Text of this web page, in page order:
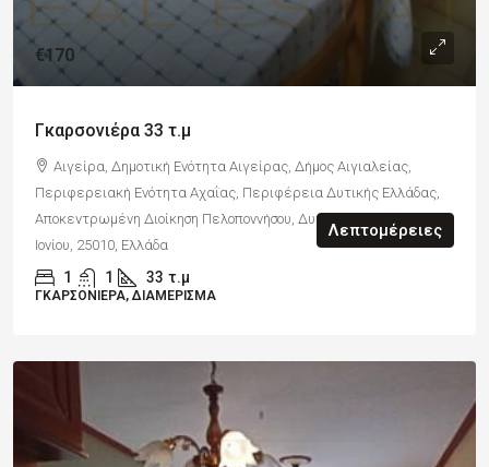
€170
Γκαρσονιέρα 33 τ.μ
Αιγείρα, Δημοτική Ενότητα Αιγείρας, Δήμος Αιγιαλείας,
Περιφερειακή Ενότητα Αχαΐας, Περιφέρεια Δυτικής Ελλάδας,
Αποκεντρωμένη Διοίκηση Πελοποννήσου, Δυτικής Ελλάδας και
Ιονίου, 25010, Ελλάδα
1 1 33 τ.μ
ΓΚΑΡΣΟΝΙΈΡΑ, ΔΙΑΜΈΡΙΣΜΑ
Λεπτομέρειες